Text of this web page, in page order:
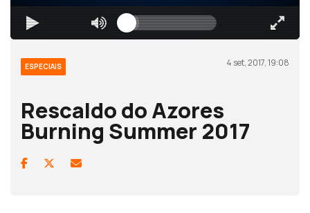
ESPECIAIS 4 set, 2017, 19:08
Rescaldo do Azores
Burning Summer 2017